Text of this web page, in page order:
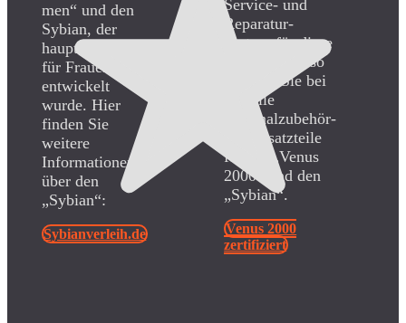
men“ und den
Sybian, der
hauptsächlich
für Frauen
entwickelt
wurde. Hier
finden Sie
weitere
Informationen
über den
„Sybian“:
Sybianverleih.de
Service- und
Reparatur-
Partner für diese
Geräte. Ebenso
erhalten Sie bei
uns alle
Originalzubehör-
und Ersatzteile
für die „Venus
2000“ und den
„Sybian“.
Venus 2000
zertifiziert